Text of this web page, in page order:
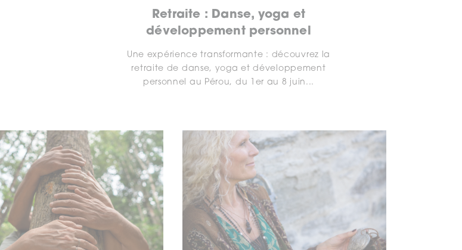
Retraite : Danse, yoga et
développement personnel
Une expérience transformante : découvrez la
retraite de danse, yoga et développement
personnel au Pérou, du 1er au 8 juin...